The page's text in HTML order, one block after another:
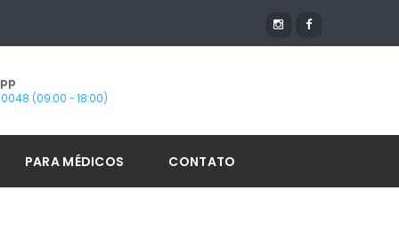
0048 (09:00 - 18:00)
PARA MÉDICOS CONTATO